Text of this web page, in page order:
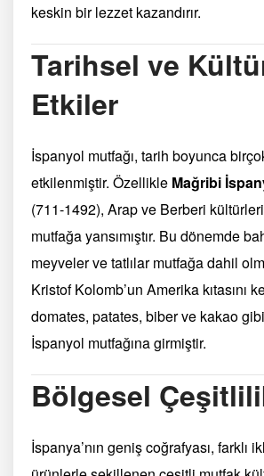
keskin bir lezzet kazandırır.
Tarihsel ve
Etkiler
İspanyol mutfağı, tarih boyunca
etkilenmiştir. Özellikle Mağribi
(711-1492), Arap ve Berberi
mutfağa yansımıştır. Bu dönemde
meyveler ve tatlılar mutfağa dahil
Kristof Kolomb’un Amerika kıtasını
domates, patates, biber ve kakao
İspanyol mutfağına girmiştir.
Bölgesel
İspanya’nın geniş coğrafyası, farklı